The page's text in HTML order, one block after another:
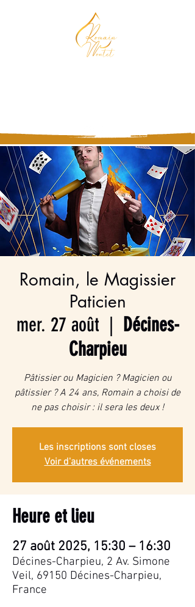
Romain, le Magissier
Paticien
mer. 27 août
  |
Décines-
Charpieu
Pâtissier ou Magicien ? Magicien ou
pâtissier ? A 24 ans, Romain a choisi de
ne pas choisir : il sera les deux !
Les inscriptions sont closes
Voir d'autres événements
Heure et lieu
27 août 2025, 15:30 – 16:30
Décines-Charpieu, 2 Av. Simone
Veil, 69150 Décines-Charpieu,
France